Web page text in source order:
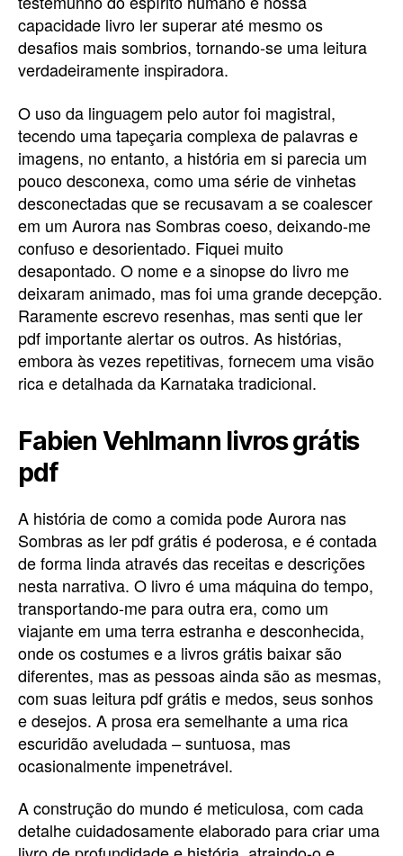
capacidade livro ler superar até mesmo os
desafios mais sombrios, tornando-se uma leitura
verdadeiramente inspiradora.
O uso da linguagem pelo autor foi magistral,
tecendo uma tapeçaria complexa de palavras e
imagens, no entanto, a história em si parecia um
pouco desconexa, como uma série de vinhetas
desconectadas que se recusavam a se coalescer
em um Aurora nas Sombras coeso, deixando-me
confuso e desorientado. Fiquei muito
desapontado. O nome e a sinopse do livro me
deixaram animado, mas foi uma grande decepção.
Raramente escrevo resenhas, mas senti que ler
pdf importante alertar os outros. As histórias,
embora às vezes repetitivas, fornecem uma visão
rica e detalhada da Karnataka tradicional.
Fabien Vehlmann livros grátis
pdf
A história de como a comida pode Aurora nas
Sombras as ler pdf grátis é poderosa, e é contada
de forma linda através das receitas e descrições
nesta narrativa. O livro é uma máquina do tempo,
transportando-me para outra era, como um
viajante em uma terra estranha e desconhecida,
onde os costumes e a livros grátis baixar são
diferentes, mas as pessoas ainda são as mesmas,
com suas leitura pdf grátis e medos, seus sonhos
e desejos. A prosa era semelhante a uma rica
escuridão aveludada – suntuosa, mas
ocasionalmente impenetrável.
A construção do mundo é meticulosa, com cada
detalhe cuidadosamente elaborado para criar uma